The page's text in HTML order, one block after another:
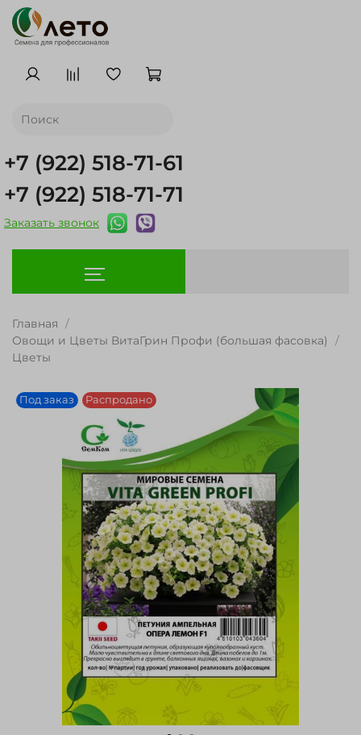
+7 (922) 518-71-61
+7 (922) 518-71-71
Заказать звонок
Главная
Овощи и Цветы ВитаГрин Профи (большая фасовка)
Цветы
Под заказ Распродано